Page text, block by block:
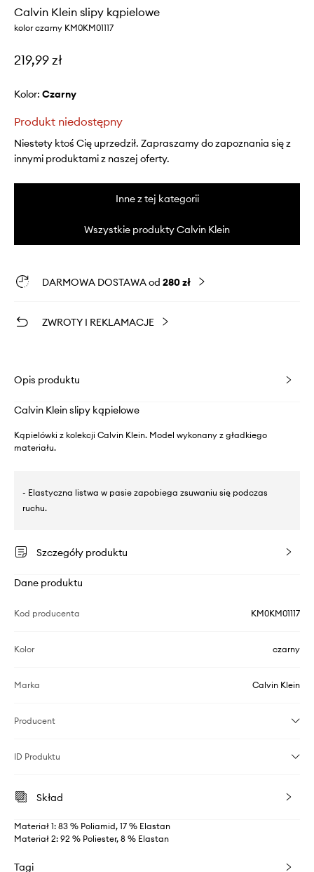
Calvin Klein slipy kąpielowe
kolor czarny KM0KM01117
219,99 zł
Kolor: czarny
Produkt niedostępny
Niestety ktoś Cię uprzedził. Zapraszamy do zapoznania się z
innymi produktami z naszej oferty.
Inne z tej kategorii
Wszystkie produkty Calvin Klein
DARMOWA DOSTAWA od 280 zł
ZWROTY I REKLAMACJE
Opis produktu
Calvin Klein slipy kąpielowe
Kąpielówki z kolekcji Calvin Klein. Model wykonany z gładkiego
materiału.
- Elastyczna listwa w pasie zapobiega zsuwaniu się podczas
ruchu.
Szczegóły produktu
Dane produktu
Kod producenta KM0KM01117
Kolor czarny
Marka Calvin Klein
Producent
ID Produktu
Skład
Materiał 1: 83 % Poliamid, 17 % Elastan
Materiał 2: 92 % Poliester, 8 % Elastan
Tagi